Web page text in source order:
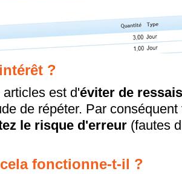
?
est d'éviter de
de répéter. Par
le risque d'erreur (fautes
fonctionne-t-il ?